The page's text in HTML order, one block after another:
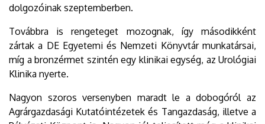
dolgozóinak szeptemberben.
Továbbra is rengeteget mozognak, így másodikként
zártak a DE Egyetemi és Nemzeti Könyvtár munkatársai,
míg a bronzérmet szintén egy klinikai egység, az Urológiai
Klinika nyerte.
Nagyon szoros versenyben maradt le a dobogóról az
Agrárgazdasági Kutatóintézetek és Tangazdaság, illetve a